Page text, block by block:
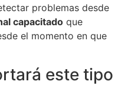
problemas desde
capacitado que
el momento en que
este tipo